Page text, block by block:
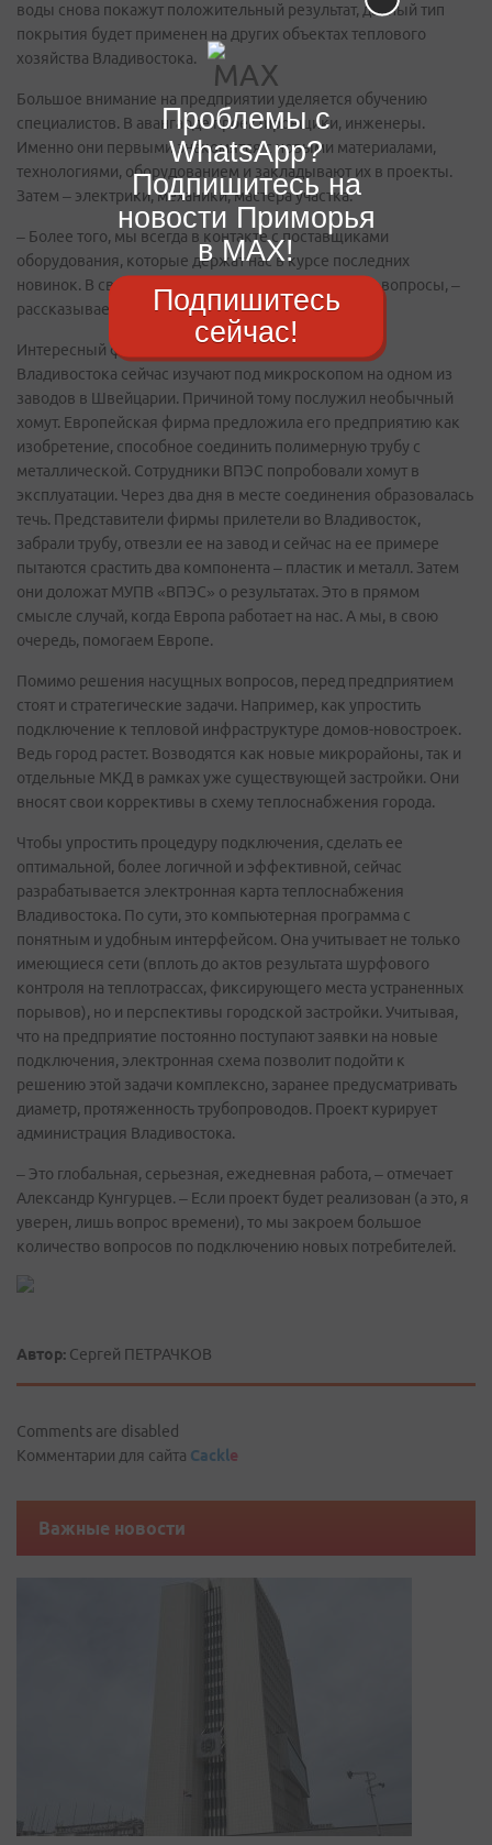
воды снова покажут положительный результат, данный тип
покрытия будет применен на других объектах теплового
хозяйства Владивостока.
Большое внимание на предприятии уделяется обучению
специалистов. В авангарде проектировщики, инженеры.
Именно они первыми знакомятся с новыми материалами,
технологиями, оборудованием и закладывают их в проекты.
Затем – электрики, механики, мастера участка.
– Более того, мы всегда в контакте с поставщиками
оборудования, которые держат нас в курсе последних
новинок. В свою очередь, мы отправляем им свои вопросы, –
рассказывает Александр Кунгурцев.
Интересный факт. Кусок металлической трубы из
Владивостока сейчас изучают под микроскопом на одном из
заводов в Швейцарии. Причиной тому послужил необычный
хомут. Европейская фирма предложила его предприятию как
изобретение, способное соединить полимерную трубу с
металлической. Сотрудники ВПЭС попробовали хомут в
эксплуатации. Через два дня в месте соединения образовалась
течь. Представители фирмы прилетели во Владивосток,
забрали трубу, отвезли ее на завод и сейчас на ее примере
пытаются срастить два компонента – пластик и металл. Затем
они доложат МУПВ «ВПЭС» о результатах. Это в прямом
смысле случай, когда Европа работает на нас. А мы, в свою
очередь, помогаем Европе.
Помимо решения насущных вопросов, перед предприятием
стоят и стратегические задачи. Например, как упростить
подключение к тепловой инфраструктуре домов-новостроек.
Ведь город растет. Возводятся как новые микрорайоны, так и
отдельные МКД в рамках уже существующей застройки. Они
вносят свои коррективы в схему теплоснабжения города.
Чтобы упростить процедуру подключения, сделать ее
оптимальной, более логичной и эффективной, сейчас
разрабатывается электронная карта теплоснабжения
Владивостока. По сути, это компьютерная программа с
понятным и удобным интерфейсом. Она учитывает не только
имеющиеся сети (вплоть до актов результата шурфового
контроля на теплотрассах, фиксирующего места устраненных
порывов), но и перспективы городской застройки. Учитывая,
что на предприятие постоянно поступают заявки на новые
подключения, электронная схема позволит подойти к
решению этой задачи комплексно, заранее предусматривать
диаметр, протяженность трубопроводов. Проект курирует
администрация Владивостока.
– Это глобальная, серьезная, ежедневная работа, – отмечает
Александр Кунгурцев. – Если проект будет реализован (а это, я
уверен, лишь вопрос времени), то мы закроем большое
количество вопросов по подключению новых потребителей.
Автор: Сергей ПЕТРАЧКОВ
Comments are disabled
Комментарии для сайта Cackle
Важные новости
Проблемы с
WhatsApp?
Подпишитесь на
новости Приморья
в MAX!
Подпишитесь
сейчас!